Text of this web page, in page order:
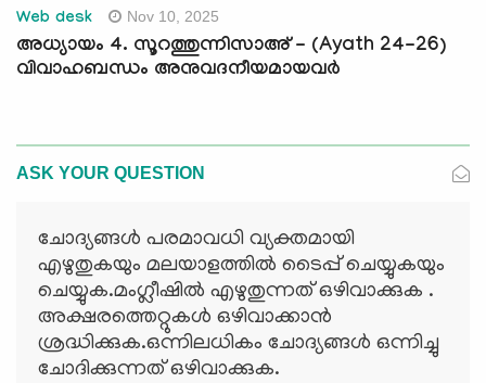
Web desk Nov 10, 2025
അധ്യായം 4. സൂറത്തുന്നിസാഅ് - (Ayath 24-26)
വിവാഹബന്ധം അനുവദനീയമായവർ
ASK YOUR QUESTION
ചോദ്യങ്ങള്‍ പരമാവധി വ്യക്തമായി
എഴുതുകയും മലയാളത്തില്‍ ടൈപ്പ് ചെയ്യുകയും
ചെയ്യുക.മംഗ്ലീഷില്‍ എഴുതുന്നത് ഒഴിവാക്കുക .
അക്ഷരത്തെറ്റുകള്‍ ഒഴിവാക്കാന്‍
ശ്രദ്ധിക്കുക.ഒന്നിലധികം ചോദ്യങ്ങള്‍ ഒന്നിച്ചു
ചോദിക്കുന്നത് ഒഴിവാക്കുക.